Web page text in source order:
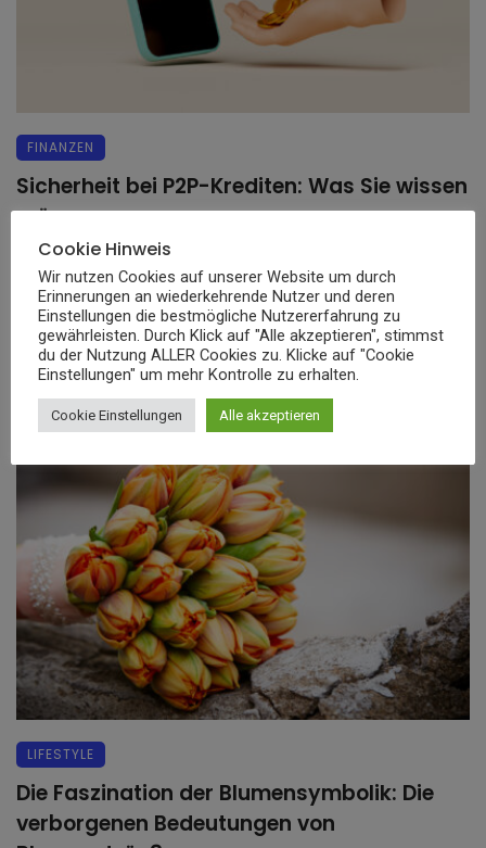
FINANZEN
Sicherheit bei P2P-Krediten: Was Sie wissen
müssen
In der heutigen digitalen Ära sind traditionelle Banken und
Finanzinstitute nicht mehr die einzigen Akteure, ...
11. August 2023
LIFESTYLE
Die Faszination der Blumensymbolik: Die
verborgenen Bedeutungen von
Cookie Hinweis
Wir nutzen Cookies auf unserer Website um durch
Erinnerungen an wiederkehrende Nutzer und deren
Einstellungen die bestmögliche Nutzererfahrung zu
gewährleisten. Durch Klick auf "Alle akzeptieren", stimmst
du der Nutzung ALLER Cookies zu. Klicke auf "Cookie
Einstellungen" um mehr Kontrolle zu erhalten.
Cookie Einstellungen Alle akzeptieren